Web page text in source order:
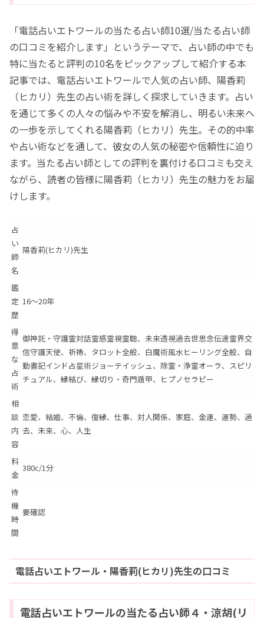
「電話占いエトワールの当たる占い師10選/当たる占い師
の口コミを紹介します」というテーマで、占い師の中でも
特に当たると評判の10名をピックアップして紹介する本
記事では、電話占いエトワールで人気の占い師、陽香莉
（ヒカリ）先生の占い術を詳しく探求していきます。占い
を通じて多くの人々の悩みや不安を解消し、明るい未来へ
の一歩を示してくれる陽香莉（ヒカリ）先生。その的中率
や占い術などを通して、彼女の人気の秘密や信頼性に迫り
ます。当たる占い師としての評判を裏付ける口コミも交え
ながら、読者の皆様に陽香莉（ヒカリ）先生の魅力をお届
けします。
占
い
師
名
陽香莉(ヒカリ)先生
鑑
定
歴
16～20年
得
意
な
占
術
御神託・守護霊対話霊感霊視霊聴、未来透視過去世思念伝達霊界交
信守護天使、祈祷、タロット全般、白魔術風水ヒーリング全般、自
動書記インド占星術ジョーテイッシュ、除霊・浄霊オーラ、スピリ
チュアル、縁結び、縁切り・奇門遁甲、ヒプノセラピー
相
談
内
容
恋愛、結婚、不倫、復縁、仕事、対人関係、家庭、金運、運勢、過
去、未来、心、人生
料
金
380c/1分
待
機
時
間
要確認
電話占いエトワール・陽香莉(ヒカリ)先生の口コミ
電話占いエトワールの当たる占い師４・涼胡(リ